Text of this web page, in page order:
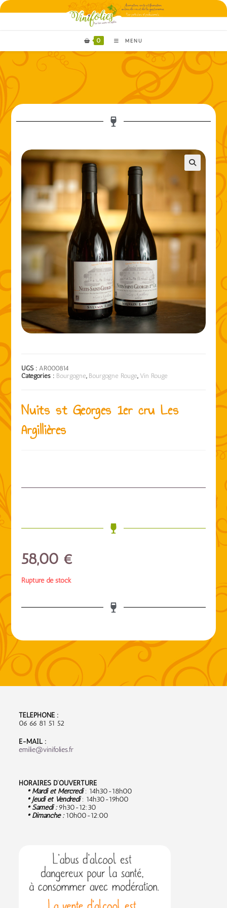
0 MENU
UGS : AR000814
Catégories : Bourgogne, Bourgogne Rouge, Vin Rouge
Nuits st Georges 1er cru Les
Argillières
58,00 €
Rupture de stock
TÉLÉPHONE :
06 66 81 51 52
E-MAIL :
emilie@vinifolies.fr
HORAIRES D’OUVERTURE
• Mardi et Mercredi: 14h30-18h00
• Jeudi et Vendredi: 14h30-19h00
• Samedi :9h30-12:30
• Dimanche :10h00-12:00